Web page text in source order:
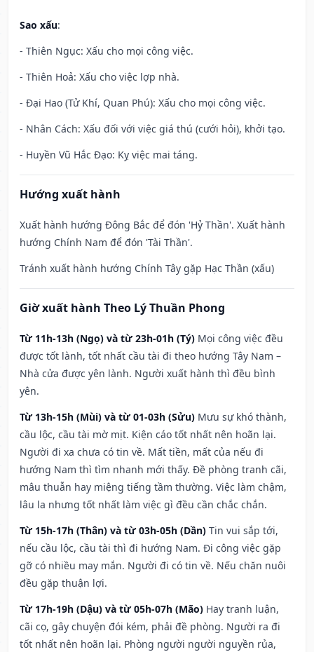
Sao xấu:
- Thiên Ngục: Xấu cho mọi công việc.
- Thiên Hoả: Xấu cho việc lợp nhà.
- Đại Hao (Tử Khí, Quan Phú): Xấu cho mọi công việc.
- Nhân Cách: Xấu đối với việc giá thú (cưới hỏi), khởi tạo.
- Huyền Vũ Hắc Đạo: Kỵ việc mai táng.
Hướng xuất hành
Xuất hành hướng Đông Bắc để đón 'Hỷ Thần'. Xuất hành
hướng Chính Nam để đón 'Tài Thần'.
Tránh xuất hành hướng Chính Tây gặp Hạc Thần (xấu)
Giờ xuất hành Theo Lý Thuần Phong
Từ 11h-13h (Ngọ) và từ 23h-01h (Tý) Mọi công việc đều
được tốt lành, tốt nhất cầu tài đi theo hướng Tây Nam –
Nhà cửa được yên lành. Người xuất hành thì đều bình
yên.
Từ 13h-15h (Mùi) và từ 01-03h (Sửu) Mưu sự khó thành,
cầu lộc, cầu tài mờ mịt. Kiện cáo tốt nhất nên hoãn lại.
Người đi xa chưa có tin về. Mất tiền, mất của nếu đi
hướng Nam thì tìm nhanh mới thấy. Đề phòng tranh cãi,
mâu thuẫn hay miệng tiếng tầm thường. Việc làm chậm,
lâu la nhưng tốt nhất làm việc gì đều cần chắc chắn.
Từ 15h-17h (Thân) và từ 03h-05h (Dần) Tin vui sắp tới,
nếu cầu lộc, cầu tài thì đi hướng Nam. Đi công việc gặp
gỡ có nhiều may mắn. Người đi có tin về. Nếu chăn nuôi
đều gặp thuận lợi.
Từ 17h-19h (Dậu) và từ 05h-07h (Mão) Hay tranh luận,
cãi cọ, gây chuyện đói kém, phải đề phòng. Người ra đi
tốt nhất nên hoãn lại. Phòng người người nguyền rủa,